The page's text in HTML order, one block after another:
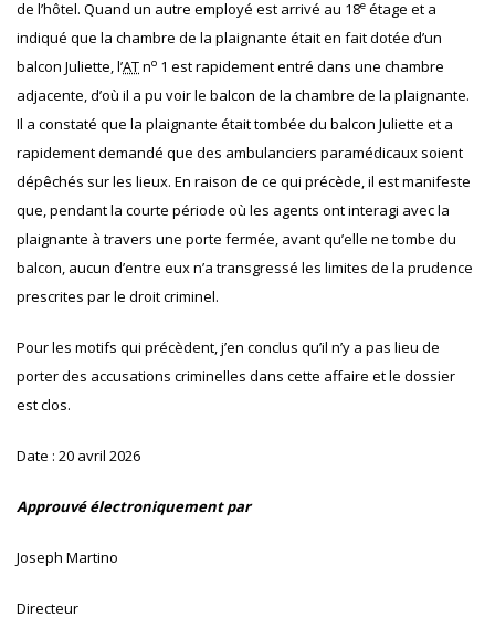
de l’hôtel. Quand un autre employé est arrivé au 18e étage et a
indiqué que la chambre de la plaignante était en fait dotée d’un
balcon Juliette, l’ATno 1 est rapidement entré dans une chambre
adjacente, d’où il a pu voir le balcon de la chambre de la plaignante.
Il a constaté que la plaignante était tombée du balcon Juliette et a
rapidement demandé que des ambulanciers paramédicaux soient
dépêchés sur les lieux. En raison de ce qui précède, il est manifeste
que, pendant la courte période où les agents ont interagi avec la
plaignante à travers une porte fermée, avant qu’elle ne tombe du
balcon, aucun d’entre eux n’a transgressé les limites de la prudence
prescrites par le droit criminel.
Pour les motifs qui précèdent, j’en conclus qu’il n’y a pas lieu de
porter des accusations criminelles dans cette affaire et le dossier
est clos.
Date : 20 avril 2026
Approuvé électroniquement par
Joseph Martino
Directeur